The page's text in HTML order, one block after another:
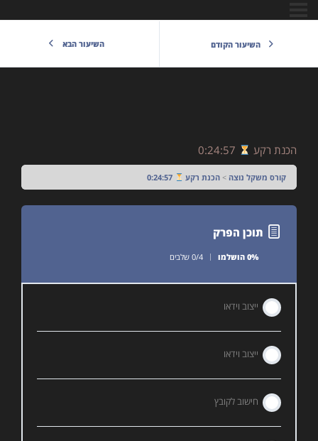
השיעור הקודם השיעור הבא
הכנת רקע
קורס משקל נוצה הכנת רקע 0:24:57
תוכן הפרק
0% הושלמו 0/4 שלבים
ייצוב וידאו
ייצוב וידאו
חישוב לקובץ